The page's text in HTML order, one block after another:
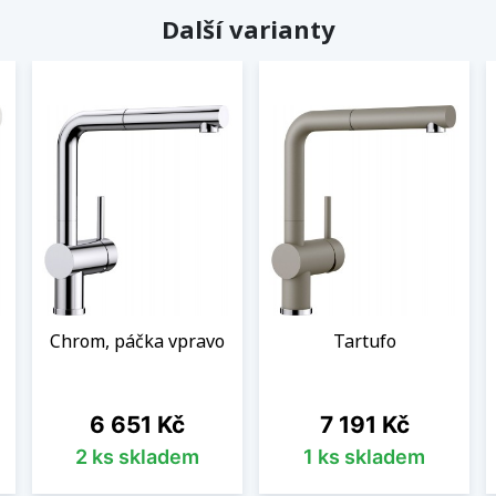
Další varianty
Chrom, páčka vpravo
Cena
6 651 Kč
2 ks skladem
Tartufo
Cena
7 191 Kč
1 ks skladem